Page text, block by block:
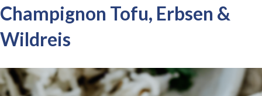
Champignon Tofu, Erbsen &
Wildreis